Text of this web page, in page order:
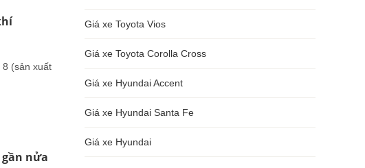
(sản xuất
gần nửa
Giá xe Toyota Vios
Giá xe Toyota Corolla Cross
Giá xe Hyundai Accent
Giá xe Hyundai Santa Fe
Giá xe Hyundai